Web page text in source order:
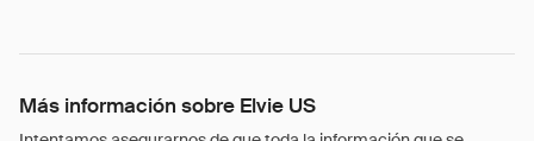
Más información sobre Elvie US